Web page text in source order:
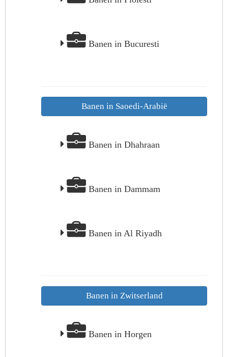
Banen in Bucuresti
Banen in Saoedi-Arabië
Banen in Dhahraan
Banen in Dammam
Banen in Al Riyadh
Banen in Zwitserland
Banen in Horgen